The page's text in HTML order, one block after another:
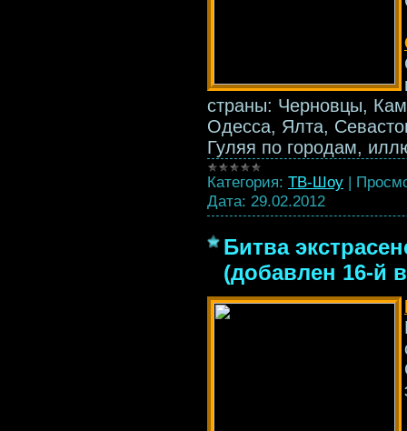
страны: Черновцы,
Одесса, Ялта,
Гуляя по городам,
Категория: ТВ-Шоу |
Дата: 29.02.2012
Битва
(добавлен 16-й